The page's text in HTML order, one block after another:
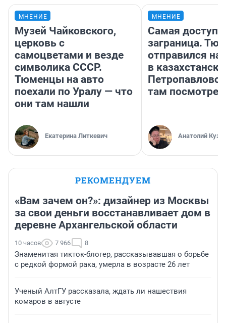
МНЕНИЕ
Музей Чайковского,
церковь с
самоцветами и везде
символика СССР.
Тюменцы на авто
поехали по Уралу — что
они там нашли
Екатерина Литкевич
МНЕНИЕ
Самая
заграница.
отправился
в
там
Анатолий
РЕКОМЕНДУЕМ
«Вам зачем он?»: дизайнер из Москвы
за свои деньги восстанавливает дом в
деревне Архангельской области
10 часов 7 966 8
Знаменитая тикток-блогер, рассказывавшая о борьбе
с редкой формой рака, умерла в возрасте 26 лет
Ученый АлтГУ рассказала, ждать ли нашествия
комаров в августе